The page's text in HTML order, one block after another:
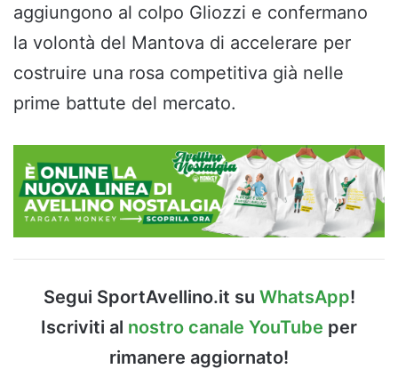
aggiungono al colpo Gliozzi e confermano
la volontà del Mantova di accelerare per
costruire una rosa competitiva già nelle
prime battute del mercato.
Segui SportAvellino.it su WhatsApp!
Iscriviti al nostro canale YouTube per
rimanere aggiornato!